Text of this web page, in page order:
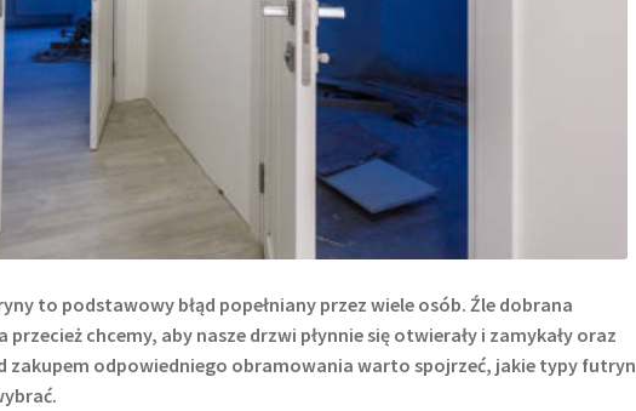
to podstawowy błąd popełniany przez wiele osób. Źle dobrana
przecież chcemy, aby nasze drzwi płynnie się otwierały i zamykały oraz
zakupem odpowiedniego obramowania warto spojrzeć, jakie typy futryn